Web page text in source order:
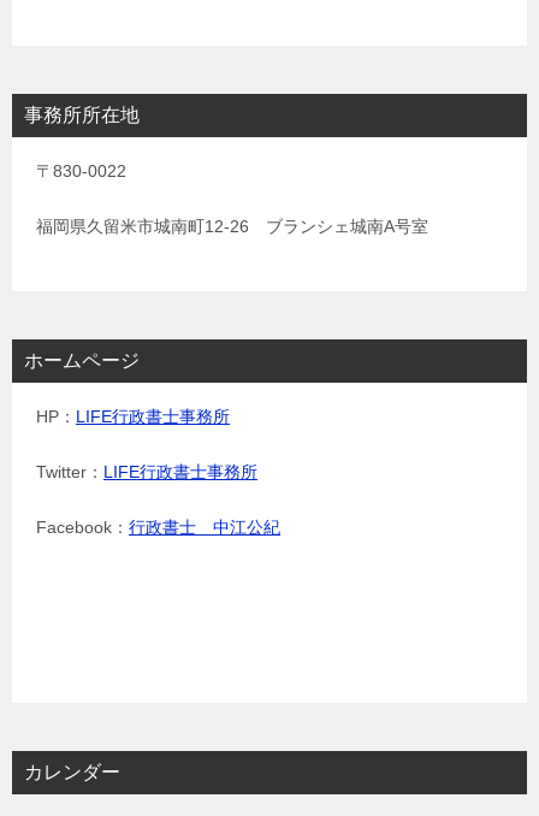
事務所所在地
〒830-0022
福岡県久留米市城南町12-26 ブランシェ城南A号室
ホームページ
HP： LIFE行政書士事務所
Twitter： LIFE行政書士事務所
Facebook： 行政書士 中江公紀
カレンダー